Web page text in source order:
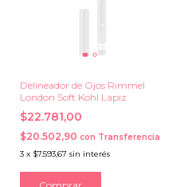
Delineador de Ojos Rimmel
London Soft Kohl Lapiz
$22.781,00
$20.502,90 con Transferencia
3 x $7.593,67 sin interés